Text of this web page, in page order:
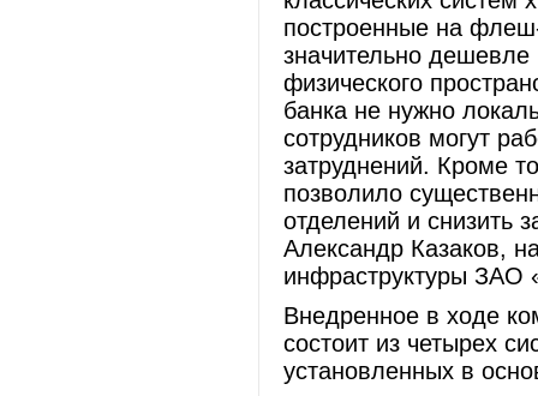
построенные на
значительно
физического
банка не нужно
сотрудников могут
затруднений. Кроме
позволило
отделений и снизить
Александр Казаков,
инфраструктуры ЗАО
Внедренное в ходе
состоит из четырех
установленных в